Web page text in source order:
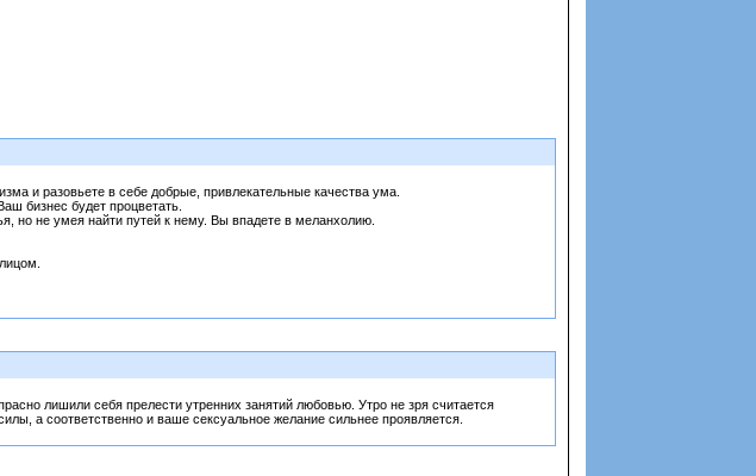
и разовьете в себе добрые, привлекательные качества ума.
бизнес будет процветать.
но не умея найти путей к нему. Вы впадете в меланхолию.
лишили себя прелести утренних занятий любовью. Утро не зря считается
а соответственно и ваше сексуальное желание сильнее проявляется.